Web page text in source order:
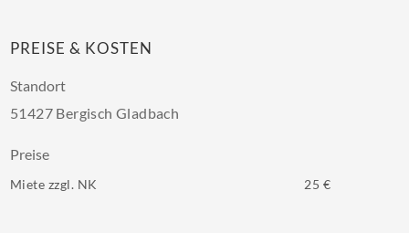
PREISE & KOSTEN
Standort
51427 Bergisch Gladbach
Preise
Miete zzgl. NK 25 €